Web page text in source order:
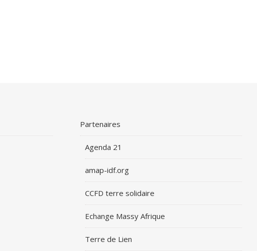
Partenaires
Agenda 21
amap-idf.org
CCFD terre solidaire
Echange Massy Afrique
Terre de Lien